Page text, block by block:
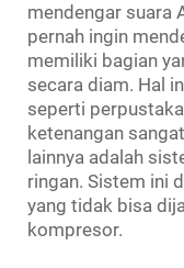
mendengar suara
pernah ingin
memiliki bagian
secara diam. Hal
seperti
ketenangan
lainnya adalah
ringan. Sistem ini
yang tidak bisa
kompresor.